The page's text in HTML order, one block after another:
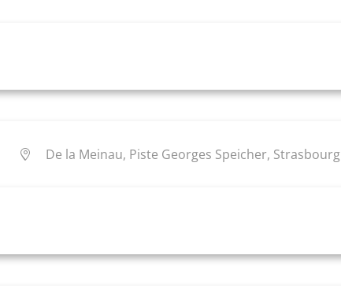
De la Meinau, Piste Georges Speicher, Strasbourg